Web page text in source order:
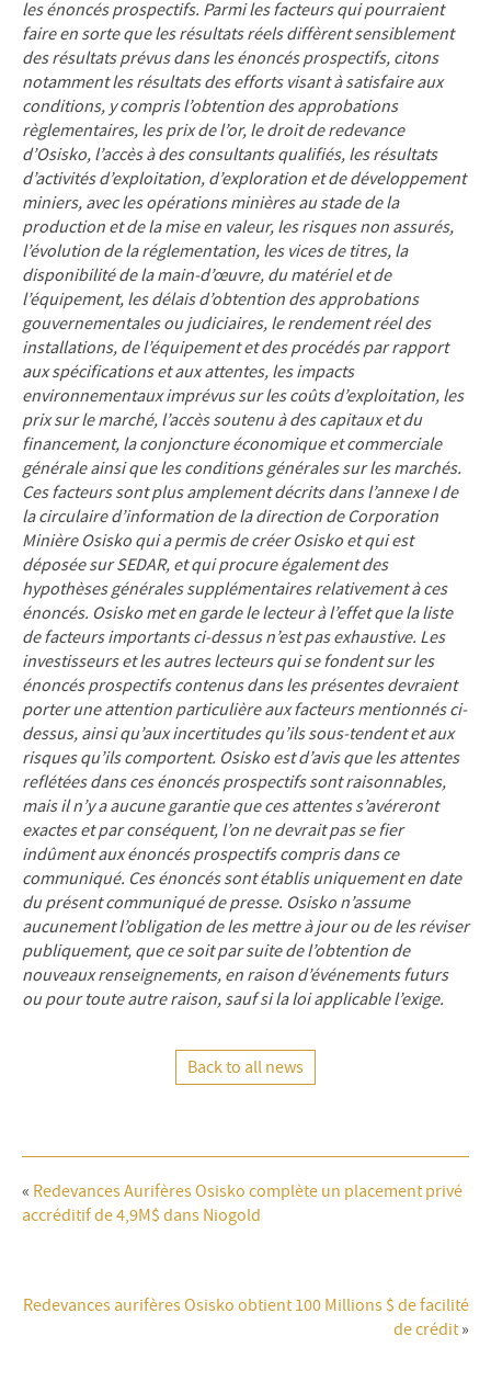
les énoncés prospectifs. Parmi les facteurs qui pourraient
faire en sorte que les résultats réels diffèrent sensiblement
des résultats prévus dans les énoncés prospectifs, citons
notamment les résultats des efforts visant à satisfaire aux
conditions, y compris l’obtention des approbations
règlementaires, les prix de l’or, le droit de redevance
d’Osisko, l’accès à des consultants qualifiés, les résultats
d’activités d’exploitation, d’exploration et de développement
miniers, avec les opérations minières au stade de la
production et de la mise en valeur, les risques non assurés,
l’évolution de la réglementation, les vices de titres, la
disponibilité de la main-d’œuvre, du matériel et de
l’équipement, les délais d’obtention des approbations
gouvernementales ou judiciaires, le rendement réel des
installations, de l’équipement et des procédés par rapport
aux spécifications et aux attentes, les impacts
environnementaux imprévus sur les coûts d’exploitation, les
prix sur le marché, l’accès soutenu à des capitaux et du
financement, la conjoncture économique et commerciale
générale ainsi que les conditions générales sur les marchés.
Ces facteurs sont plus amplement décrits dans l’annexe I de
la circulaire d’information de la direction de Corporation
Minière Osisko qui a permis de créer Osisko et qui est
déposée sur SEDAR, et qui procure également des
hypothèses générales supplémentaires relativement à ces
énoncés. Osisko met en garde le lecteur à l’effet que la liste
de facteurs importants ci-dessus n’est pas exhaustive. Les
investisseurs et les autres lecteurs qui se fondent sur les
énoncés prospectifs contenus dans les présentes devraient
porter une attention particulière aux facteurs mentionnés ci-
dessus, ainsi qu’aux incertitudes qu’ils sous-tendent et aux
risques qu’ils comportent. Osisko est d’avis que les attentes
reflétées dans ces énoncés prospectifs sont raisonnables,
mais il n’y a aucune garantie que ces attentes s’avéreront
exactes et par conséquent, l’on ne devrait pas se fier
indûment aux énoncés prospectifs compris dans ce
communiqué. Ces énoncés sont établis uniquement en date
du présent communiqué de presse. Osisko n’assume
aucunement l’obligation de les mettre à jour ou de les réviser
publiquement, que ce soit par suite de l’obtention de
nouveaux renseignements, en raison d’événements futurs
ou pour toute autre raison, sauf si la loi applicable l’exige.
Back to all news
« Redevances Aurifères Osisko complète un placement privé
accréditif de 4,9M$ dans Niogold
Redevances aurifères Osisko obtient 100 Millions $ de facilité
de crédit »